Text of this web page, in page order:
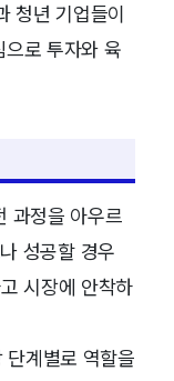
청년 기업들이
로 투자와 육
과정을 아우르
성공할 경우
시장에 안착하
계별로 역할을